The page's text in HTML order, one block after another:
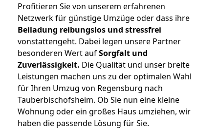
Profitieren Sie von unserem erfahrenen
Netzwerk für günstige Umzüge oder dass ihre
Beiladung reibungslos und stressfrei
vonstattengeht. Dabei legen unsere Partner
besonderen Wert aufSorgfalt und
Zuverlässigkeit. Die Qualität und unser breite
Leistungen machen uns zu der optimalen Wahl
für Ihren Umzug von Regensburg nach
Tauberbischofsheim. Ob Sie nun eine kleine
Wohnung oder ein großes Haus umziehen, wir
haben die passende Lösung für Sie.